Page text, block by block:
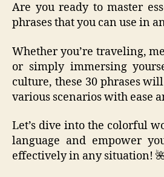
Are you ready to master
phrases that you can use in
Whether you’re traveling,
or simply immersing
culture, these 30 phrases
various scenarios with ease
Let’s dive into the colorful
language and empower
effectively in any situation!